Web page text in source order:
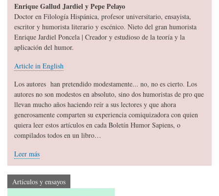
Enrique Gallud Jardiel y Pepe Pelayo
Doctor en Filología Hispánica, profesor universitario, ensayista,
escritor y humorista literario y escénico. Nieto del gran humorista
Enrique Jardiel Poncela | Creador y estudioso de la teoría y la
aplicación del humor.
Article in English
Los autores han pretendido modestamente... no, no es cierto. Los
autores no son modestos en absoluto, sino dos humoristas de pro que
llevan mucho años haciendo reír a sus lectores y que ahora
generosamente comparten su experiencia comiquizadora con quien
quiera leer estos artículos en cada Boletín Humor Sapiens, o
compilados todos en un libro…
Leer más
Artículos y ensayos